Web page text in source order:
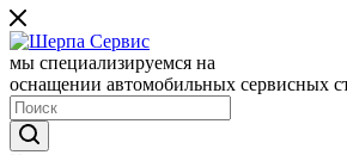
мы специализируемся на
оснащении автомобильных сервисных